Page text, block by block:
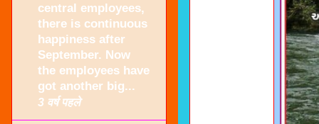
central employees,
there is continuous
happiness after
September. Now
the employees have
got another big...
3 वर्ष पहले